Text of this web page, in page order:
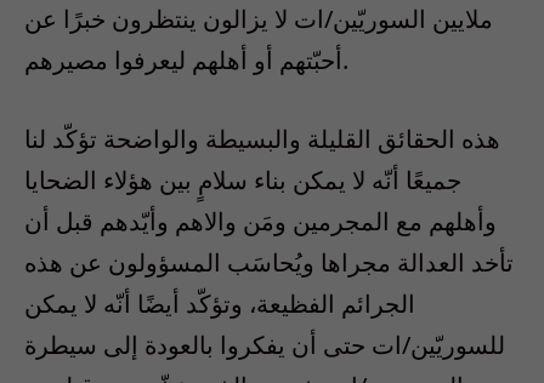
ملايين السوريّين/ات لا يزالون ينتظرون خبرًا عن
أحبّتهم أو أهلهم ليعرفوا مصيرهم.
هذه الحقائق القليلة والبسيطة والواضحة تؤكّد لنا
جميعًا أنّه لا يمكن بناء سلامٍ بين هؤلاء الضحايا
وأهلهم مع المجرمين ومَن والاهم وأيّدهم قبل أن
تأخد العدالة مجراها ويُحاسَب المسؤولون عن هذه
الجرائم الفظيعة، وتؤكّد أيضًا أنّه لا يمكن
للسوريّين/ات حتى أن يفكروا بالعودة إلى سيطرة